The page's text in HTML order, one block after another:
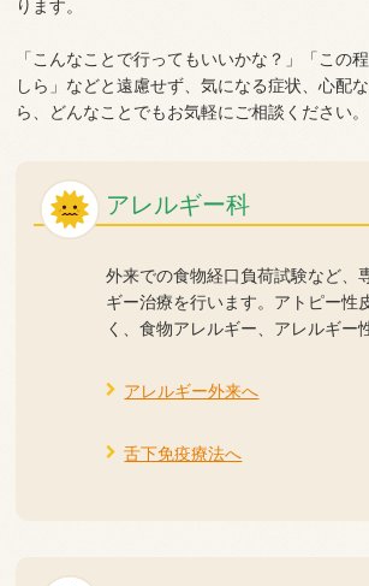
ります。
「こんなことで行ってもいいかな？」「この
しら」などと遠慮せず、気になる症状、心配
ら、どんなことでもお気軽にご相談ください。
アレルギー科
外来での食物経口負荷試験など、
ギー治療を行います。アトピー性
く、食物アレルギー、アレルギー
アレルギー外来へ
舌下免疫療法へ